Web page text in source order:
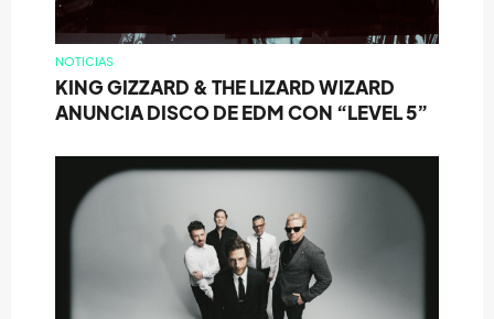
NOTICIAS
KING GIZZARD & THE LIZARD WIZARD
ANUNCIA DISCO DE EDM CON “LEVEL 5”